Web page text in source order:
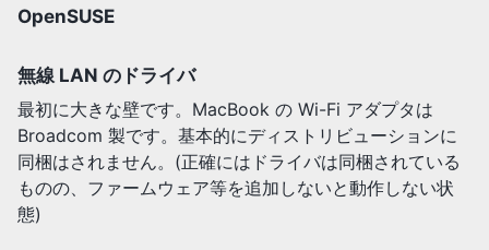
OpenSUSE
無線 LAN のドライバ
最初に大きな壁です。MacBook の Wi-Fi アダプタは
Broadcom 製です。基本的にディストリビューションに
同梱はされません。(正確にはドライバは同梱されている
ものの、ファームウェア等を追加しないと動作しない状
態)